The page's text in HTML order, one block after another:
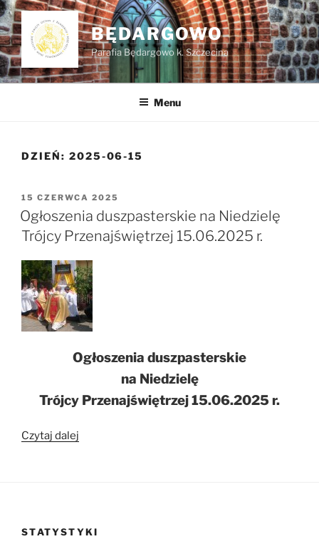
Przejdź
do
treści
BĘDARGOWO
Parafia Będargowo k. Szczecina
Menu
DZIEŃ: 2025-06-15
OPUBLIKOWANE
W
15 CZERWCA 2025
Ogłoszenia duszpasterskie na Niedzielę
Trójcy Przenajświętrzej 15.06.2025 r.
Ogłoszenia duszpasterskie
na Niedzielę
Trójcy Przenajświętrzej 15.06.2025 r.
Czytaj dalej
STATYSTYKI